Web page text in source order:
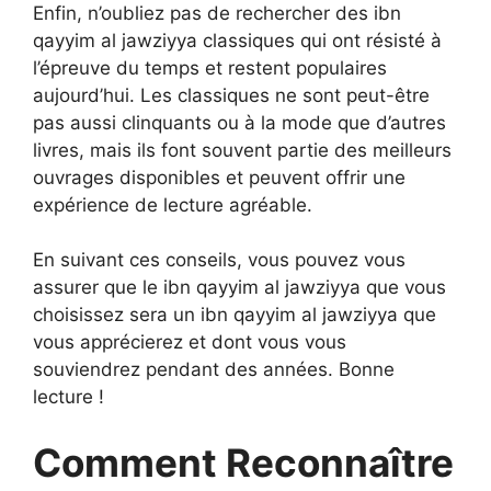
Enfin, n’oubliez pas de rechercher des ibn
qayyim al jawziyya classiques qui ont résisté à
l’épreuve du temps et restent populaires
aujourd’hui. Les classiques ne sont peut-être
pas aussi clinquants ou à la mode que d’autres
livres, mais ils font souvent partie des meilleurs
ouvrages disponibles et peuvent offrir une
expérience de lecture agréable.
En suivant ces conseils, vous pouvez vous
assurer que le ibn qayyim al jawziyya que vous
choisissez sera un ibn qayyim al jawziyya que
vous apprécierez et dont vous vous
souviendrez pendant des années. Bonne
lecture !
Comment Reconnaître